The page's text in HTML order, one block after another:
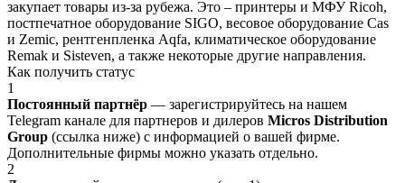
закупает товары из-за рубежа. Это – принтеры и МФУ Ricoh,
постпечатное оборудование SIGO, весовое оборудование Cas
и Zemic, рентгенпленка Aqfa, климатическое оборудование
Remak и Sisteven, а также некоторые другие направления.
Как получить статус
1
Постоянный партнёр — зарегистрируйтесь на нашем
Telegram канале для партнеров и дилеров Micros Distribution
Group (ссылка ниже) с информацией о вашей фирме.
Дополнительные фирмы можно указать отдельно.
2